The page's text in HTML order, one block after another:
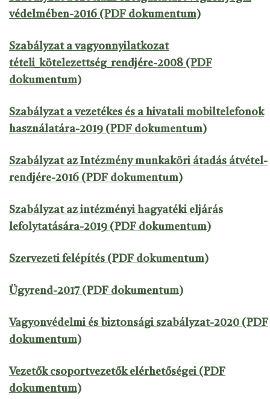
védelmében-2016 (PDF dokumentum)
Szabályzat a vagyonnyilatkozat
tételi_kötelezettség_rendjére-2008 (PDF
dokumentum)
Szabályzat a vezetékes és a hivatali mobiltelefonok
használatára-2019 (PDF dokumentum)
Szabályzat az Intézmény munkaköri átadás átvétel-
rendjére-2016 (PDF dokumentum)
Szabályzat az intézményi hagyatéki eljárás
lefolytatására-2019 (PDF dokumentum)
Szervezeti felépítés (PDF dokumentum)
Ügyrend-2017 (PDF dokumentum)
Vagyonvédelmi és biztonsági szabályzat-2020 (PDF
dokumentum)
Vezetők csoportvezetők elérhetőségei (PDF
dokumentum)